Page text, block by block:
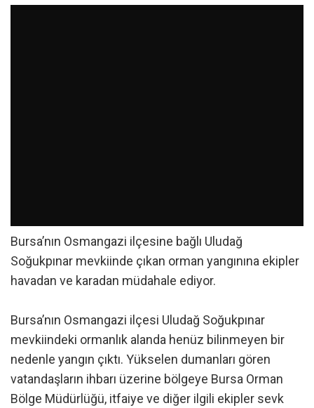
Bursa’nın Osmangazi ilçesine bağlı Uludağ
Soğukpınar mevkiinde çıkan orman yangınına ekipler
havadan ve karadan müdahale ediyor.
Bursa’nın Osmangazi ilçesi Uludağ Soğukpınar
mevkiindeki ormanlık alanda henüz bilinmeyen bir
nedenle yangın çıktı. Yükselen dumanları gören
vatandaşların ihbarı üzerine bölgeye Bursa Orman
Bölge Müdürlüğü, itfaiye ve diğer ilgili ekipler sevk